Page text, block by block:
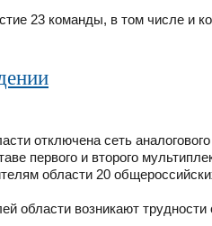
23 команды, в том числе и
отключена сеть
первого и второго
области 20
области возникают